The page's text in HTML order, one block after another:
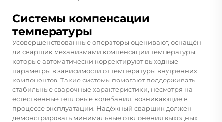
Системы компенсации
температуры
Усовершенствованные операторы оценивают, оснащён
ли сварщик механизмами компенсации температуры,
которые автоматически корректируют выходные
параметры в зависимости от температуры внутренних
компонентов. Такие системы помогают поддерживать
стабильные сварочные характеристики, несмотря на
естественные тепловые колебания, возникающие в
процессе эксплуатации. Надёжный сварщик должен
демонстрировать минимальные отклонения выходных